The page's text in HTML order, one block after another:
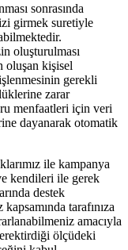
sonrasında
girmek suretiyle
oluşturulması
oluşan kişisel
gerekli
zarar
menfaatleri için veri
dayanarak otomatik
ile kampanya
kendileri ile gerek
destek
tarafınıza
amacıyla
ölçüdeki